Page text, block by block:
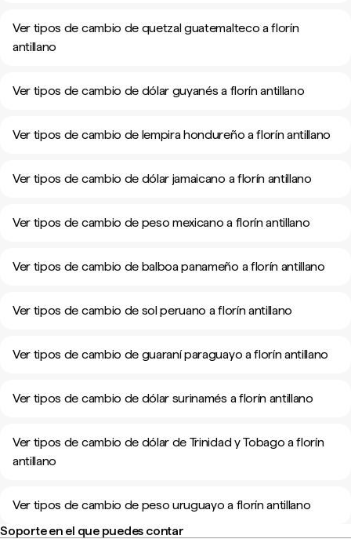
Ver tipos de cambio de quetzal guatemalteco a florín
antillano
Ver tipos de cambio de dólar guyanés a florín antillano
Ver tipos de cambio de lempira hondureño a florín antillano
Ver tipos de cambio de dólar jamaicano a florín antillano
Ver tipos de cambio de peso mexicano a florín antillano
Ver tipos de cambio de balboa panameño a florín antillano
Ver tipos de cambio de sol peruano a florín antillano
Ver tipos de cambio de guaraní paraguayo a florín antillano
Ver tipos de cambio de dólar surinamés a florín antillano
Ver tipos de cambio de dólar de Trinidad y Tobago a florín
antillano
Ver tipos de cambio de peso uruguayo a florín antillano
Soporte en el que puedes contar